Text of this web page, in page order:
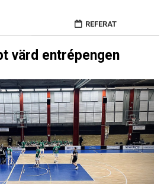
REFERAT
värd entrépengen